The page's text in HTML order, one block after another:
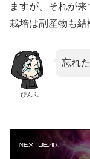
ますが、それが来
栽培は副産物も
ぴんふ
忘れ